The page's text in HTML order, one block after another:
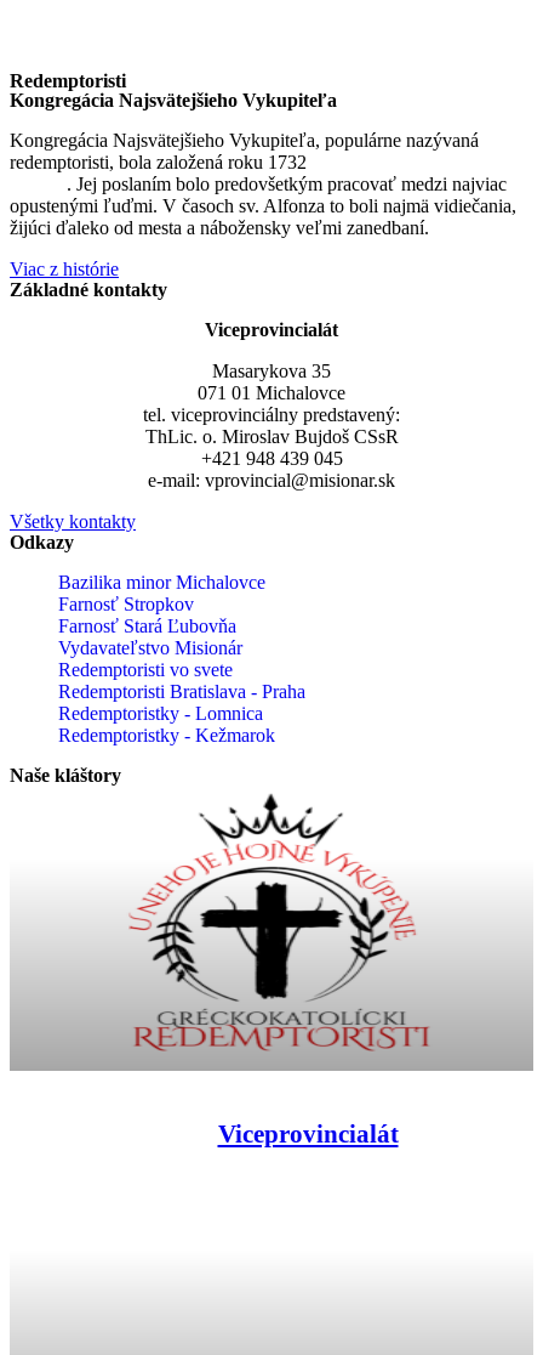
Redemptoristi
Kongregácia Najsvätejšieho Vykupiteľa
Kongregácia Najsvätejšieho Vykupiteľa, populárne nazývaná
redemptoristi, bola založená roku 1732
. Jej poslaním bolo predovšetkým pracovať medzi najviac
opustenými ľuďmi. V časoch sv. Alfonza to boli najmä vidiečania,
žijúci ďaleko od mesta a nábožensky veľmi zanedbaní.
Viac z histórie
Základné kontakty
Viceprovincialát
Masarykova 35
071 01 Michalovce
tel. viceprovinciálny predstavený:
ThLic. o. Miroslav Bujdoš CSsR
+421 948 439 045
e-mail: vprovincial@misionar.sk
Všetky kontakty
Odkazy
Bazilika minor Michalovce
Farnosť Stropkov
Farnosť Stará Ľubovňa
Vydavateľstvo Misionár
Redemptoristi vo svete
Redemptoristi Bratislava - Praha
Redemptoristky - Lomnica
Redemptoristky - Kežmarok
Naše kláštory
Viceprovincialát